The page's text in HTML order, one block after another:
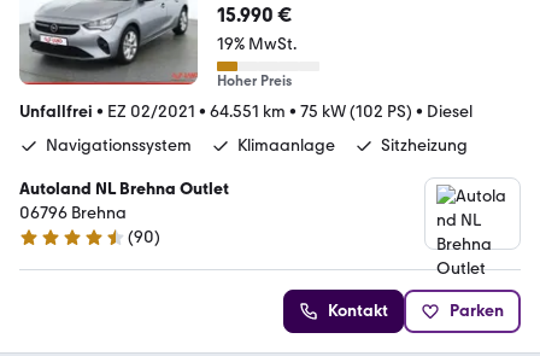
15.990 €
19% MwSt.
Hoher Preis
Unfallfrei • EZ 02/2021 • 64.551 km • 75 kW (102 PS) • Diesel
Navigationssystem
Klimaanlage Sitzheizung
Autoland NL Brehna Outlet
06796 Brehna
4.3 Sterne
(90)
Kontakt Parken